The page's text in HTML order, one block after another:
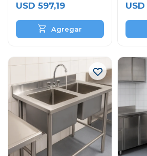
USD 597,19 USD